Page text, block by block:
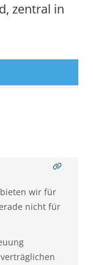
zentral in
wir für
nicht für